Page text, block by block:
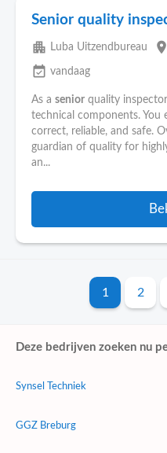
Senior quality
apartment Luba Uitzendbureau place
event_available vandaag
As a senior quality
technical components. You
correct, reliable, and safe.
guardian of quality for
an...
1 2
Deze bedrijven zoeken nu
Synsel Techniek
GGZ Breburg